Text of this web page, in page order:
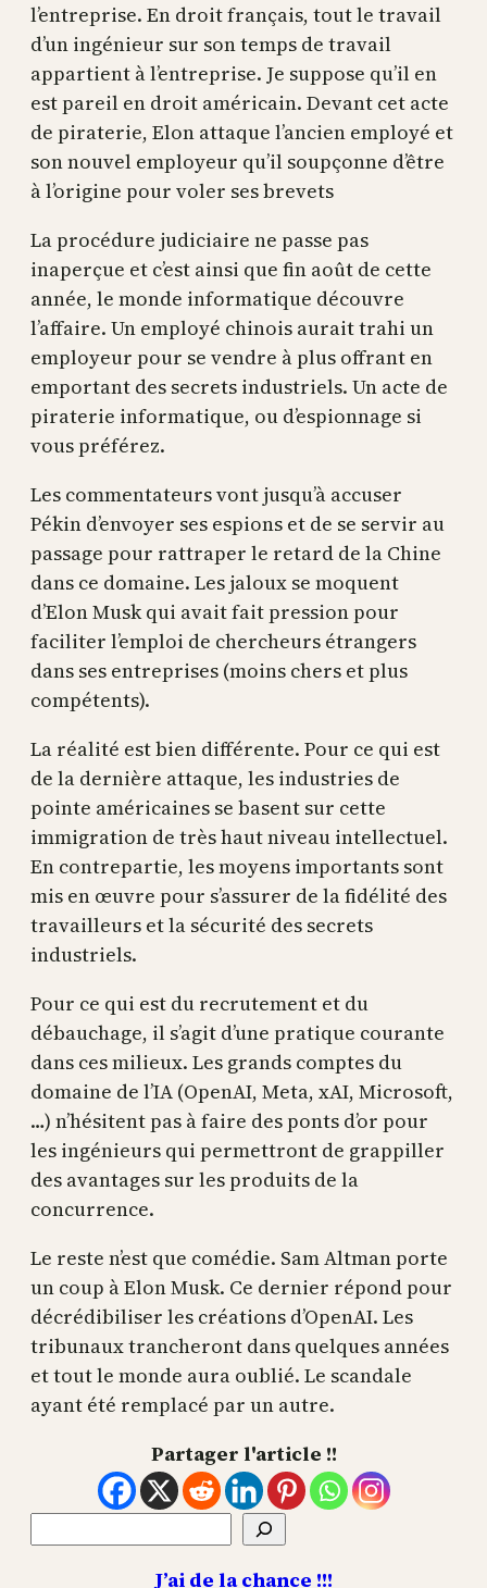
l’entreprise. En droit français, tout le travail
d’un ingénieur sur son temps de travail
appartient à l’entreprise. Je suppose qu’il en
est pareil en droit américain. Devant cet acte
de piraterie, Elon attaque l’ancien employé et
son nouvel employeur qu’il soupçonne d’être
à l’origine pour voler ses brevets
La procédure judiciaire ne passe pas
inaperçue et c’est ainsi que fin août de cette
année, le monde informatique découvre
l’affaire. Un employé chinois aurait trahi un
employeur pour se vendre à plus offrant en
emportant des secrets industriels. Un acte de
piraterie informatique, ou d’espionnage si
vous préférez.
Les commentateurs vont jusqu’à accuser
Pékin d’envoyer ses espions et de se servir au
passage pour rattraper le retard de la Chine
dans ce domaine. Les jaloux se moquent
d’Elon Musk qui avait fait pression pour
faciliter l’emploi de chercheurs étrangers
dans ses entreprises (moins chers et plus
compétents).
La réalité est bien différente. Pour ce qui est
de la dernière attaque, les industries de
pointe américaines se basent sur cette
immigration de très haut niveau intellectuel.
En contrepartie, les moyens importants sont
mis en œuvre pour s’assurer de la fidélité des
travailleurs et la sécurité des secrets
industriels.
Pour ce qui est du recrutement et du
débauchage, il s’agit d’une pratique courante
dans ces milieux. Les grands comptes du
domaine de l’IA (OpenAI, Meta, xAI, Microsoft,
…) n’hésitent pas à faire des ponts d’or pour
les ingénieurs qui permettront de grappiller
des avantages sur les produits de la
concurrence.
Le reste n’est que comédie. Sam Altman porte
un coup à Elon Musk. Ce dernier répond pour
décrédibiliser les créations d’OpenAI. Les
tribunaux trancheront dans quelques années
et tout le monde aura oublié. Le scandale
ayant été remplacé par un autre.
Partager l'article !!
J’ai de la chance !!!